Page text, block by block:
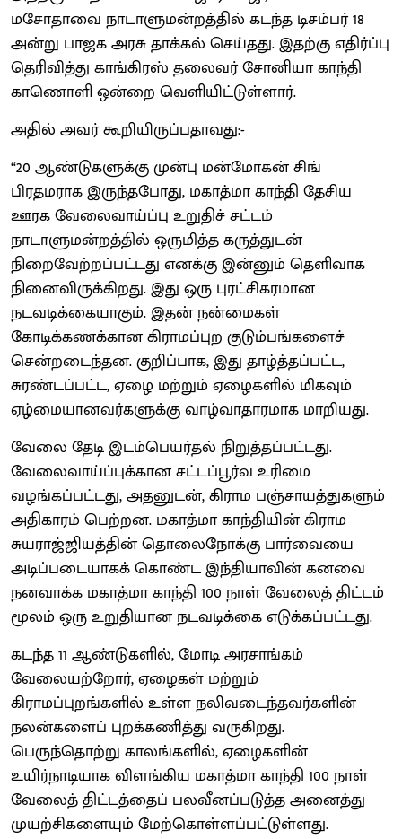
மசோதாவை நாடாளுமன்றத்தில் கடந்த டிசம்பர் 18
அன்று பாஜக அரசு தாக்கல் செய்தது. இதற்கு எதிர்ப்பு
தெரிவித்து காங்கிரஸ் தலைவர் சோனியா காந்தி
காணொளி ஒன்றை வெளியிட்டுள்ளார்.
அதில் அவர் கூறியிருப்பதாவது:-
“20 ஆண்டுகளுக்கு முன்பு மன்மோகன் சிங்
பிரதமராக இருந்தபோது, ​மகாத்மா காந்தி தேசிய
ஊரக வேலைவாய்ப்பு உறுதிச் சட்டம்
நாடாளுமன்றத்தில் ஒருமித்த கருத்துடன்
நிறைவேற்றப்பட்டது எனக்கு இன்னும் தெளிவாக
நினைவிருக்கிறது. இது ஒரு புரட்சிகரமான
நடவடிக்கையாகும். இதன் நன்மைகள்
கோடிக்கணக்கான கிராமப்புற குடும்பங்களைச்
சென்றடைந்தன. குறிப்பாக, இது தாழ்த்தப்பட்ட,
சுரண்டப்பட்ட, ஏழை மற்றும் ஏழைகளில் மிகவும்
ஏழ்மையானவர்களுக்கு வாழ்வாதாரமாக மாறியது.
வேலை தேடி இடம்பெயர்தல் நிறுத்தப்பட்டது.
வேலைவாய்ப்புக்கான சட்டப்பூர்வ உரிமை
வழங்கப்பட்டது, அதனுடன், கிராம பஞ்சாயத்துகளும்
அதிகாரம் பெற்றன. மகாத்மா காந்தியின் கிராம
சுயராஜ்ஜியத்தின் தொலைநோக்கு பார்வையை
அடிப்படையாகக் கொண்ட இந்தியாவின் கனவை
நனவாக்க மகாத்மா காந்தி 100 நாள் வேலைத் திட்டம்
மூலம் ஒரு உறுதியான நடவடிக்கை எடுக்கப்பட்டது.
கடந்த 11 ஆண்டுகளில், மோடி அரசாங்கம்
வேலையற்றோர், ஏழைகள் மற்றும்
கிராமப்புறங்களில் உள்ள நலிவடைந்தவர்களின்
நலன்களைப் புறக்கணித்து வருகிறது.
பெருந்தொற்று காலங்களில், ஏழைகளின்
உயிர்நாடியாக விளங்கிய மகாத்மா காந்தி 100 நாள்
வேலைத் திட்டத்தைப் பலவீனப்படுத்த அனைத்து
முயற்சிகளையும் மேற்கொள்ளப்பட்டுள்ளது.